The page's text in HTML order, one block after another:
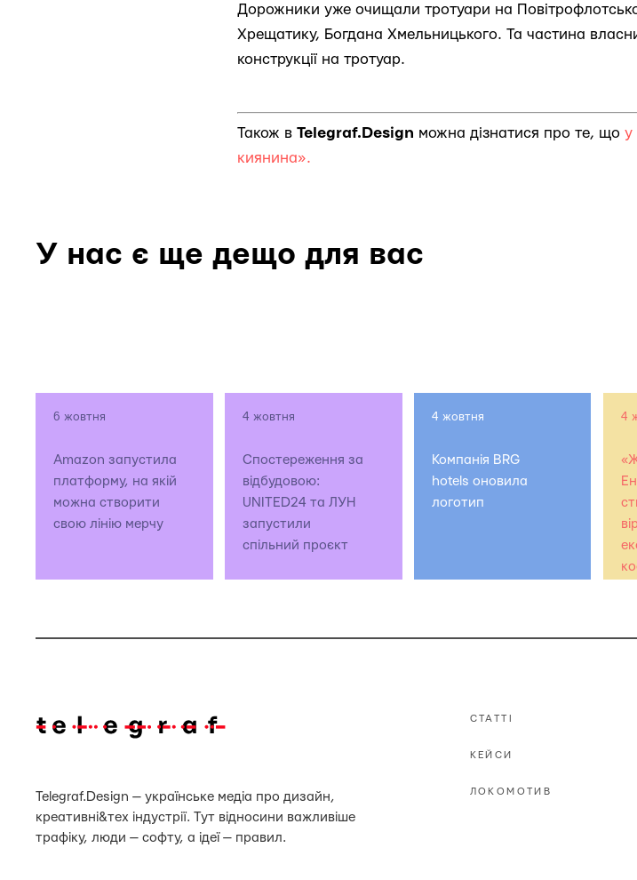
Дорожники уже очищали тротуари на
Хрещатику, Богдана Хмельницького. Та частина
конструкції на тротуар.
Також в Telegraf.Design можна дізнатися про те, що у
киянина».
У нас є ще дещо для вас
6 жовтня
Amazon запустила
платформу, на якій
можна створити
свою лінію мерчу
4 жовтня
Спостереження за
відбудовою:
UNITED24 та ЛУН
запустили
спільний проєкт
4 жовтня
Компанія BRG
hotels оновила
логотип
4
Telegraf.Design — українське медіа про дизайн,
креативні&тех індустрії. Тут відносини важливіше
трафіку, люди — софту, а ідеї — правил.
СТАТТІ
КЕЙСИ
ЛОКОМОТИВ